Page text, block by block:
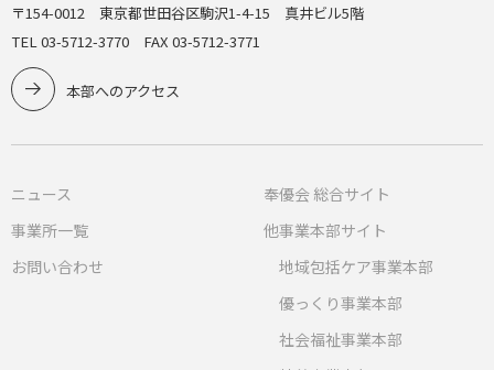
〒154-0012 東京都世田谷区駒沢1-4-15 真井ビル5階
TEL 03-5712-3770 FAX 03-5712-3771
本部へのアクセス
ニュース
事業所一覧
お問い合わせ
奉優会 総合サイト
他事業本部サイト
地域包括ケア事業本部
優っくり事業本部
社会福祉事業本部